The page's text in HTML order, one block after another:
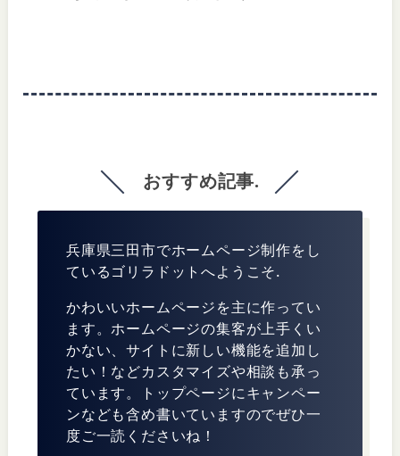
おすすめ記事.
兵庫県三田市でホームページ制作をし
ているゴリラドットへようこそ.
かわいいホームページを主に作ってい
ます。ホームページの集客が上手くい
かない、サイトに新しい機能を追加し
たい！などカスタマイズや相談も承っ
ています。トップページにキャンペー
ンなども含め書いていますのでぜひ一
度ご一読くださいね！